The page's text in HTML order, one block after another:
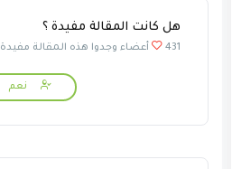
هل كانت المقالة مفيدة ؟
431 أعضاء وجدوا هذه المقالة مفيدة
نعم